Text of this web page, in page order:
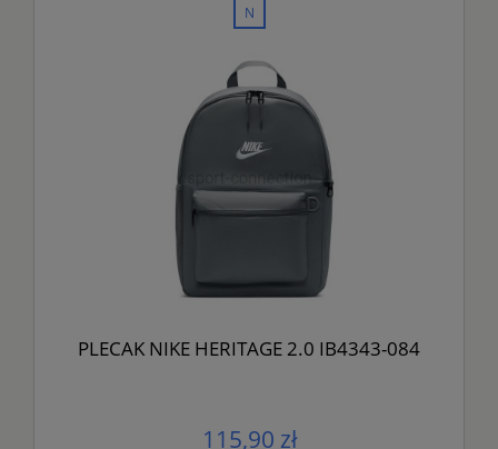
PLECAK NIKE HERITAGE 2.0 IB4343-084
115,90 zł